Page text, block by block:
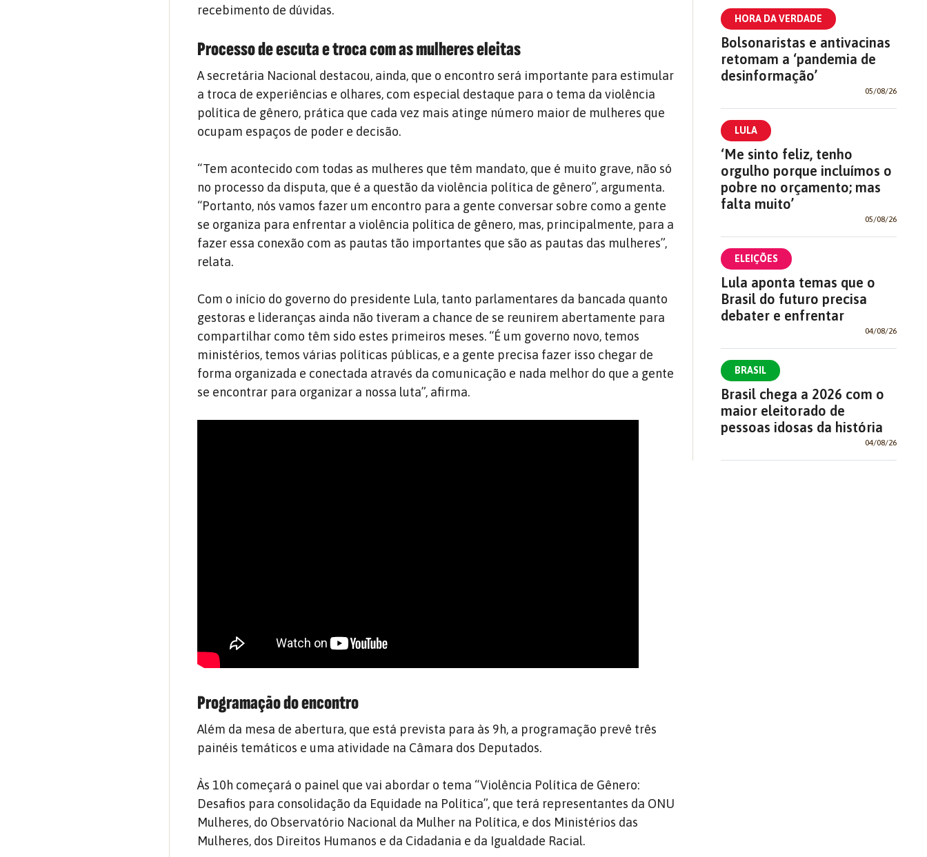
recebimento de dúvidas.
Processo de escuta e troca com as mulheres eleitas
A secretária Nacional destacou, ainda, que o encontro será importante para estimular
a troca de experiências e olhares, com especial destaque para o tema da violência
política de gênero, prática que cada vez mais atinge número maior de mulheres que
ocupam espaços de poder e decisão.
“Tem acontecido com todas as mulheres que têm mandato, que é muito grave, não só
no processo da disputa, que é a questão da violência política de gênero”, argumenta.
“Portanto, nós vamos fazer um encontro para a gente conversar sobre como a gente
se organiza para enfrentar a violência política de gênero, mas, principalmente, para a
fazer essa conexão com as pautas tão importantes que são as pautas das mulheres”,
relata.
Com o início do governo do presidente Lula, tanto parlamentares da bancada quanto
gestoras e lideranças ainda não tiveram a chance de se reunirem abertamente para
compartilhar como têm sido estes primeiros meses. “É um governo novo, temos
ministérios, temos várias políticas públicas, e a gente precisa fazer isso chegar de
forma organizada e conectada através da comunicação e nada melhor do que a gente
se encontrar para organizar a nossa luta”, afirma.
Programação do encontro
Além da mesa de abertura, que está prevista para às 9h, a programação prevê três
painéis temáticos e uma atividade na Câmara dos Deputados.
Às 10h começará o painel que vai abordar o tema “Violência Política de Gênero:
Desafios para consolidação da Equidade na Política”, que terá representantes da ONU
Mulheres, do Observatório Nacional da Mulher na Política, e dos Ministérios das
Mulheres, dos Direitos Humanos e da Cidadania e da Igualdade Racial.
HORA DA VERDADE
Bolsonaristas e antivacinas
retomam a ‘pandemia de
desinformação’
05/08/26
LULA
‘Me sinto feliz, tenho
orgulho porque incluímos o
pobre no orçamento; mas
falta muito’
05/08/26
ELEIÇÕES
Lula aponta temas que o
Brasil do futuro precisa
debater e enfrentar
04/08/26
BRASIL
Brasil chega a 2026 com o
maior eleitorado de
pessoas idosas da história
04/08/26